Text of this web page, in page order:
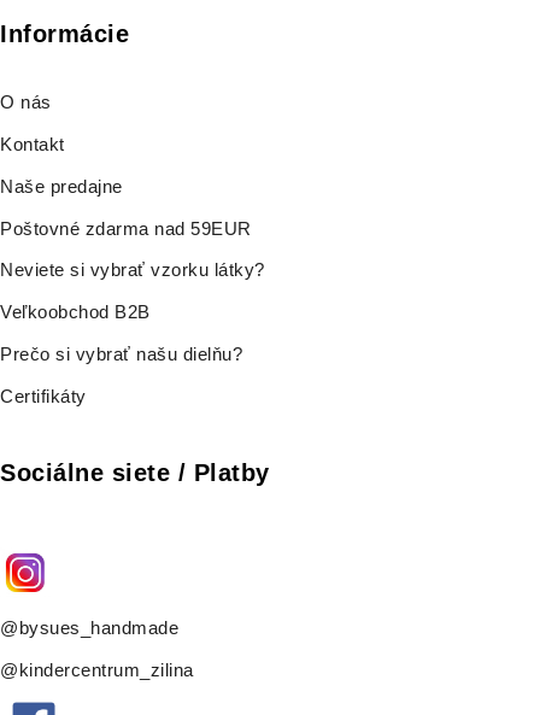
Informácie
O nás
Kontakt
Naše predajne
Poštovné zdarma nad 59EUR
Neviete si vybrať vzorku látky?
Veľkoobchod B2B
Prečo si vybrať našu dielňu?
Certifikáty
Sociálne siete / Platby
@bysues_handmade
@kindercentrum_zilina